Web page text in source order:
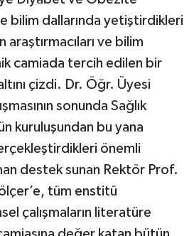
bilim dallarında yetiştirdikleri
araştırmacıları ve bilim
camiada tercih edilen bir
çizdi. Dr. Öğr. Üyesi
sonunda Sağlık
kuruluşundan bu yana
önemli
destek sunan Rektör Prof.
tüm enstitü
çalışmaların literatüre